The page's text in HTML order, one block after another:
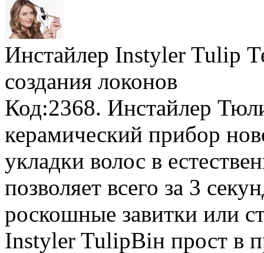
Инстайлер Instyler Tulip
создания локонов
Код:2368. Инстайлер
керамический прибор
укладки волос в
позволяет всего за 3
роскошные завитки или
Instyler TulipВін прост в